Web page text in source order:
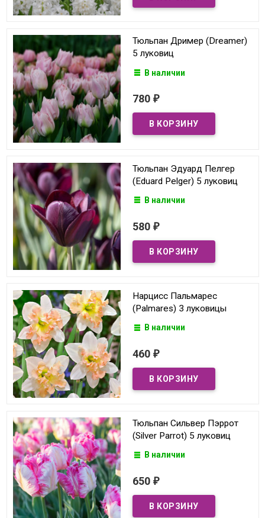
Тюльпан Дример (Dreamer)
5 луковиц
В наличии
780 ₽
Тюльпан Эдуард Пелгер
(Eduard Pelger) 5 луковиц
В наличии
580 ₽
Нарцисс Пальмарес
(Palmares) 3 луковицы
В наличии
460 ₽
Тюльпан Сильвер Пэррот
(Silver Parrot) 5 луковиц
В наличии
650 ₽